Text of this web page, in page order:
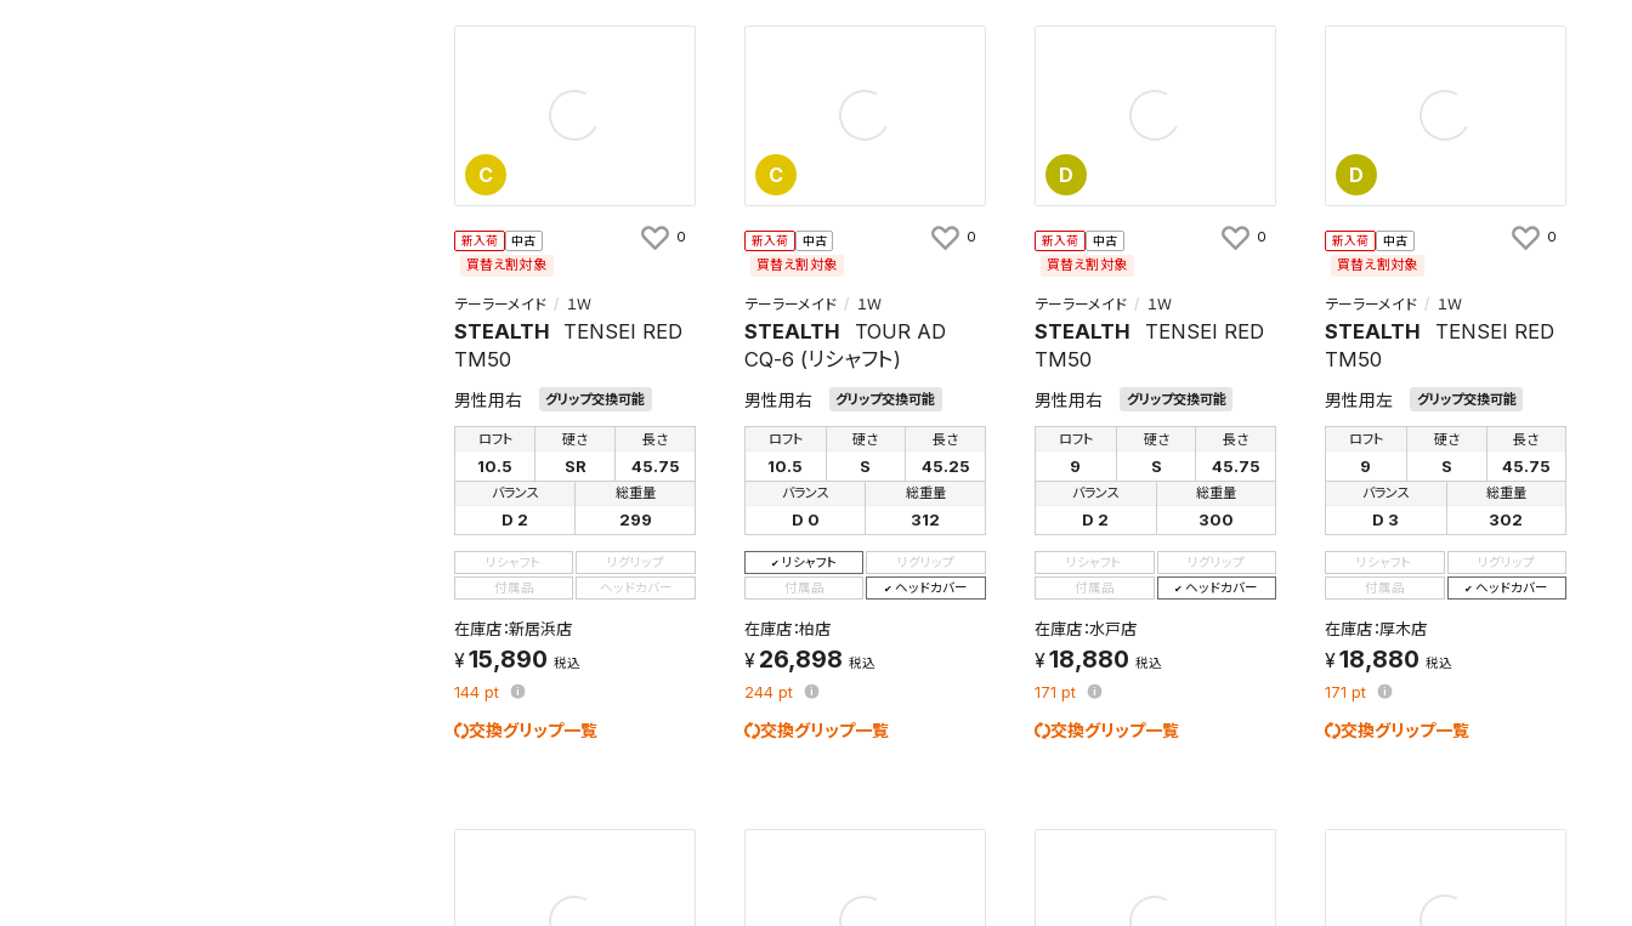
C
新入荷 中古
買替え割対象
テーラーメイド １Ｗ
STEALTH
TENSEI RED
TM50
男性用右 グリップ交換可能
ロフト
10.5
硬さ
SR
長さ
45.75
バランス
D 2
総重量
299
リシャフト
リグリップ
付属品
ヘッドカバー
在庫店：新居浜店
15,890 税込
144 pt
交換グリップ一覧
0
C
新入荷 中古
買替え割対象
テーラーメイド １Ｗ
STEALTH
TOUR AD
CQ-6 (リシャフト)
男性用右 グリップ交換可能
ロフト
10.5
硬さ
S
長さ
45.25
バランス
D 0
総重量
312
リシャフト
リグリップ
付属品
ヘッドカバー
在庫店：柏店
26,898 税込
244 pt
交換グリップ一覧
0
D
新入荷 中古
買替え割対象
テーラーメイド １Ｗ
STEALTH
TENSEI RED
TM50
男性用右 グリップ交換可能
ロフト
9
硬さ
S
長さ
45.75
バランス
D 2
総重量
300
リシャフト
リグリップ
付属品
ヘッドカバー
在庫店：水戸店
18,880 税込
171 pt
交換グリップ一覧
0
D
新入荷 中古
買替え割対象
テーラーメイド １Ｗ
STEALTH
TENSEI RED
TM50
男性用左 グリップ交換可能
ロフト
9
硬さ
S
長さ
45.75
バランス
D 3
総重量
302
リシャフト
リグリップ
付属品
ヘッドカバー
在庫店：厚木店
18,880 税込
171pt
交換グリップ一覧
0
検索条件を保存
この検索条件をマイページ内「保存検索条件一覧」に保存します。
よく探す商品を、毎回条件指定することなく簡単に開くことができます。
検索条件
新着通知
新着通知を「する」にすると、この条件に一致する商品が入荷した際に、メール及びお客様
のアカウント内の「お知らせ」で通知します。
保存された検索条件は変更できません。
の上、保存し直してください。
検索条件を保存
検索条件を保存しました。
これまで保存した検索条件は、マイページの「保存検索条件一覧」で確認できます。